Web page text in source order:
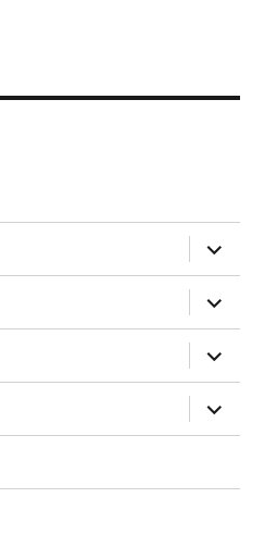
ouvrir
le
sous-
menu
ouvrir
le
sous-
menu
ouvrir
le
sous-
menu
ouvrir
le
sous-